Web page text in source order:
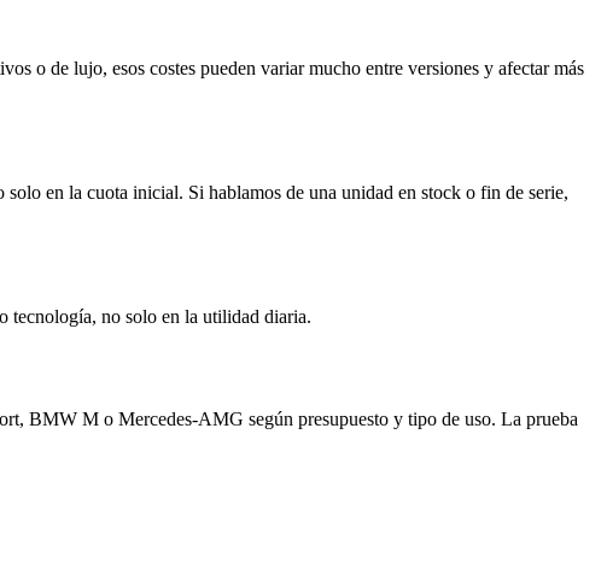
o de lujo, esos costes pueden variar mucho entre versiones y afectar más
en la cuota inicial. Si hablamos de una unidad en stock o fin de serie,
tecnología, no solo en la utilidad diaria.
BMW M o Mercedes-AMG según presupuesto y tipo de uso. La prueba